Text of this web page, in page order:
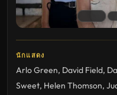
นักแสดง
Arlo Green, David Field,
Sweet, Helen Thomson,